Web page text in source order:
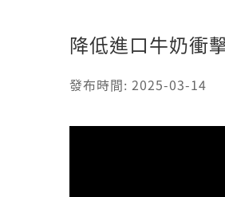
降低進口牛奶衝
發布時間: 2025-03-14